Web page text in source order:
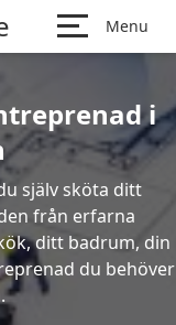
Menu
i
själv sköta ditt
från erfarna
ditt badrum, din
du behöver